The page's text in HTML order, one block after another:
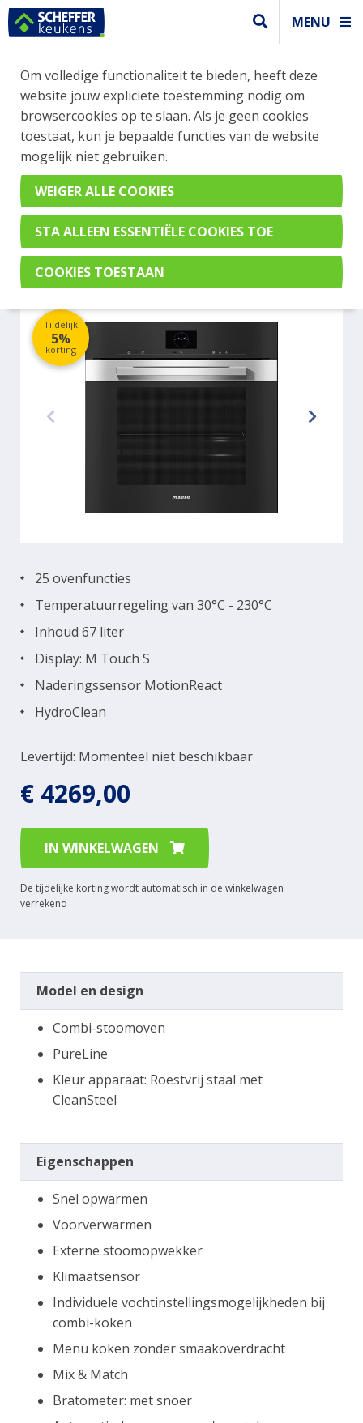
MENU
WEBSHOP BESTELLINGEN
Je kan tijdelijk geen bestelling plaatsen. Wil je je
vast oriënteren? Vergelijk eenvoudig apparaten
en merken met elkaar. Klik hier voor meer
informatie.
Steamer
MIELE DGC7660HCPROCLST
Tijdelijk
5%
korting
Levertijd: Momenteel niet beschikbaar
25 ovenfuncties
Temperatuurregeling van 30°C - 230°C
Inhoud 67 liter
Display: M Touch S
Naderingssensor MotionReact
HydroClean
€ 4269,00
IN WINKELWAGEN
De tijdelijke korting wordt automatisch in de winkelwagen
verrekend
Model en design
Combi-stoomoven
PureLine
Kleur apparaat: Roestvrij staal met
CleanSteel
Eigenschappen
Snel opwarmen
Voorverwarmen
Externe stoomopwekker
Klimaatsensor
Individuele vochtinstellingsmogelijkheden bij
combi-koken
Menu koken zonder smaakoverdracht
Mix & Match
Bratometer: met snoer
Om volledige functionaliteit te bieden, heeft deze
website jouw expliciete toestemming nodig om
browsercookies op te slaan. Als je geen cookies
toestaat, kun je bepaalde functies van de website
mogelijk niet gebruiken.